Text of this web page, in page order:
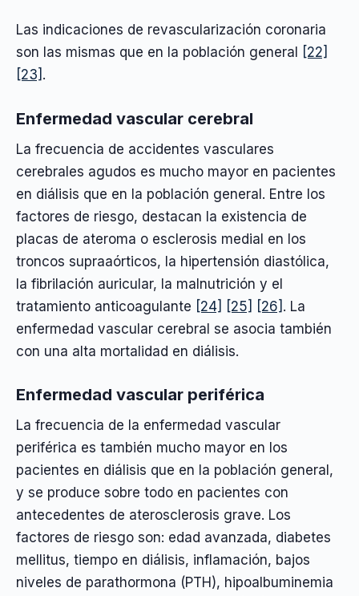
Las indicaciones de revascularización coronaria
son las mismas que en la población general [22]
[23] .
Enfermedad vascular cerebral
La frecuencia de accidentes vasculares
cerebrales agudos es mucho mayor en pacientes
en diálisis que en la población general. Entre los
factores de riesgo, destacan la existencia de
placas de ateroma o esclerosis medial en los
troncos supraaórticos, la hipertensión diastólica,
la fibrilación auricular, la malnutrición y el
tratamiento anticoagulante [24] [25] [26] . La
enfermedad vascular cerebral se asocia también
con una alta mortalidad en diálisis.
Enfermedad vascular periférica
La frecuencia de la enfermedad vascular
periférica es también mucho mayor en los
pacientes en diálisis que en la población general,
y se produce sobre todo en pacientes con
antecedentes de aterosclerosis grave. Los
factores de riesgo son: edad avanzada, diabetes
mellitus, tiempo en diálisis, inflamación, bajos
niveles de parathormona (PTH), hipoalbuminemia